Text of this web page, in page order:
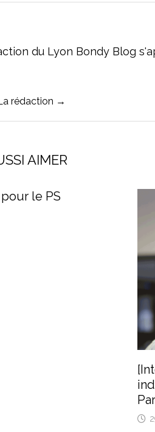
du Lyon Bondy Blog
rédaction →
AIMER
le PS